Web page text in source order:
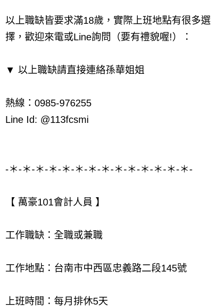
以上職缺皆要求滿18歲，實際上班地點有很多選
擇，歡迎來電或Line詢問（要有禮貌喔!）：
▼ 以上職缺請直接連絡孫華姐姐
熱線：0985-976255
Line Id: @113fcsmi
-＊-＊-＊-＊-＊-＊-＊-＊-＊-＊-＊-＊-＊-＊-
【 萬豪101會計人員 】
工作職缺：全職或兼職
工作地點：台南市中西區忠義路二段145號
上班時間：每月排休5天